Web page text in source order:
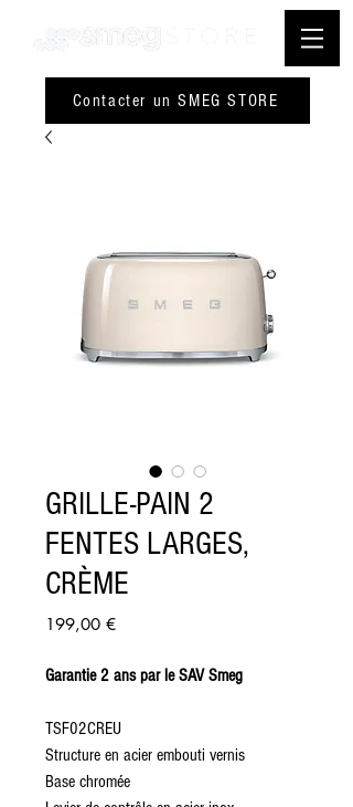
Contacter un SMEG STORE
GRILLE-PAIN 2
FENTES LARGES,
CRÈME
199,00 €Prix
Garantie 2 ans par le SAV Smeg
TSF02CREU
Structure en acier embouti vernis
Base chromée